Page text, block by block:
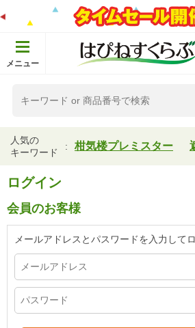
メニュー
人気の
キーワード
柑気楼プレミスター
ログイン
会員のお客様
メールアドレスとパスワードを入力して